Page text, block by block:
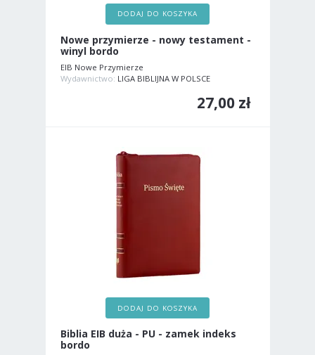
DODAJ DO KOSZYKA
Nowe przymierze - nowy testament -
winyl bordo
EIB Nowe Przymierze
Wydawnictwo: LIGA BIBLIJNA W POLSCE
27,00 zł
DODAJ DO KOSZYKA
Biblia EIB duża - PU - zamek indeks
bordo